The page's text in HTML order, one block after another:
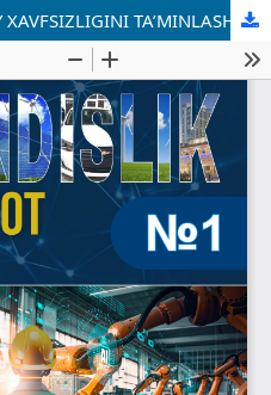
KORXONALAR IQTISODIY XAVFSIZLIGINI TA’MINLASHNING USLUBIY YONDASHUVLARI